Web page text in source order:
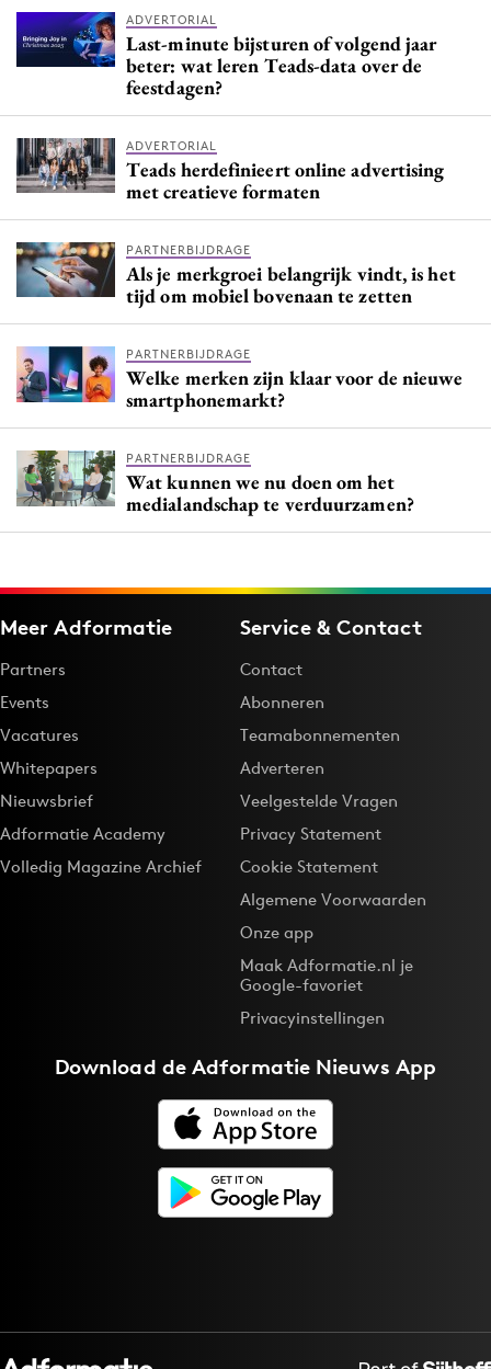
ADVERTORIAL
Last-minute bijsturen of volgend jaar
beter: wat leren Teads-data over de
feestdagen?
ADVERTORIAL
Teads herdefinieert online advertising
met creatieve formaten
PARTNERBIJDRAGE
Als je merkgroei belangrijk vindt, is het
tijd om mobiel bovenaan te zetten
PARTNERBIJDRAGE
Welke merken zijn klaar voor de nieuwe
smartphonemarkt?
PARTNERBIJDRAGE
Wat kunnen we nu doen om het
medialandschap te verduurzamen?
Meer Adformatie
Partners
Events
Vacatures
Whitepapers
Nieuwsbrief
Adformatie Academy
Volledig Magazine Archief
Service & Contact
Contact
Abonneren
Teamabonnementen
Adverteren
Veelgestelde Vragen
Privacy Statement
Cookie Statement
Algemene Voorwaarden
Onze app
Maak Adformatie.nl je
Google-favoriet
Privacyinstellingen
Download deAdformatie Nieuws App